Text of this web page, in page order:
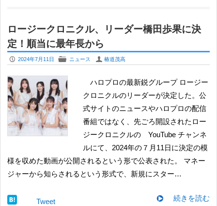
ロージークロニクル、リーダー橋田歩果に決
定！順当に最年長から
P 2024年7月11日 F ニュース U 椿道茂高
ハロプロの最新鋭グループ ロージー
クロニクルのリーダーが決定した。公
式サイトのニュースやハロプロの配信
番組ではなく、先ごろ開設されたロー
ジークロニクルの YouTube チャンネ
ルにて、2024年の７月11日に決定の模
様を収めた動画が公開されるという形で公表された。 マネー
ジャーから知らされるという形式で、新規にスター…
続きを読む
Tweet